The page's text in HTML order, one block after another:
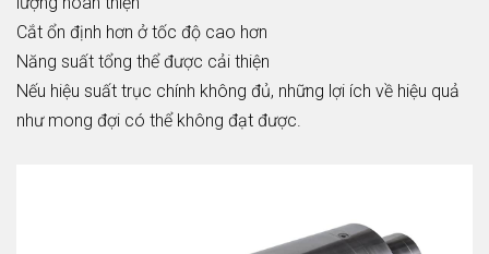
Cắt ổn định hơn ở tốc độ cao hơn
Năng suất tổng thể được cải thiện
Nếu hiệu suất trục chính không đủ, những lợi ích về hiệu quả
như mong đợi có thể không đạt được.